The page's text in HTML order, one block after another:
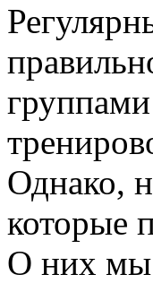
Однако,
которые
О них мы